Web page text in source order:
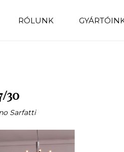
RÓLUNK
30
Sarfatti